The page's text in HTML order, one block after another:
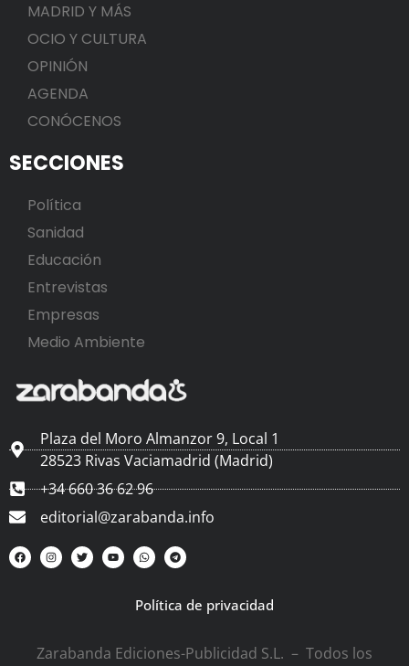
MADRID Y MÁS
OCIO Y CULTURA
OPINIÓN
AGENDA
CONÓCENOS
SECCIONES
Política
Sanidad
Educación
Entrevistas
Empresas
Medio Ambiente
Plaza del Moro Almanzor 9, Local 1
28523 Rivas Vaciamadrid (Madrid)
+34 660 36 62 96
editorial@zarabanda.info
Política de privacidad
Zarabanda Ediciones-Publicidad S.L. – Todos los